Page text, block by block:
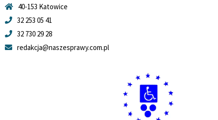
40-153 Katowice
32 253 05 41
32 730 29 28
redakcja@naszesprawy.com.pl